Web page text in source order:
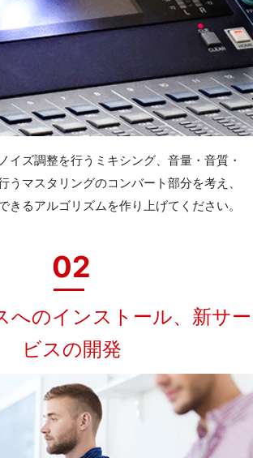
イズ調整を行うミキシング、音量・音質・
うマスタリングのコンバート部分を考え、
きるアルゴリズムを作り上げてください。
02
へのインストール、新サー
ビスの開発